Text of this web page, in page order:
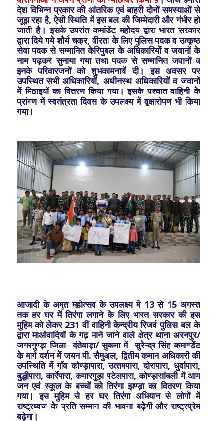
देश विभिन्‍न प्रकार की आंतरिक एवं बाहरी दोनों समस्याओं से
जूझ रहा है, ऐसी स्थिति में इस बल की जिम्मेदारी और गंभीर हो
जाती है। इसके उपरांत कमांडेंट महोदय द्वारा भारत सरकार
द्वारा दिये गये शौर्य चक्र, वीरता के लिए पुलिस पदक व उत्‍कृष्‍ठ
सेवा पदक से सम्मानित केरिपुबल के अधिकारियों व जवानों के
नाम पढ़कर सुनाया गया तथा पदक से सम्मानित जवानों व
इनके परिवारजनों को शुभकामनायें दी। इस अवसर पर
उपस्थित सभी अधिकारियों, अधीनस्‍थ अधिकारियों व जवानों
में मिठाइयों का वितरण किया गया। इसके पश्‍चात वाहिनी के
प्रांगण में स्‍वतंत्रता दिवस के उपलक्ष्‍य में वृक्षारोपण भी किया
गया।
आजादी के अमृत महोत्सव के उपलक्ष्‍य में 13 से 15 अगस्त
तक हर घर में तिरंगा लगाने के लिए भारत सरकार की इस
मुहिम को लेकर 231 वीं वाहिनी केन्‍द्रीय रिजर्व पुलिस बल के
द्वारा माओवादियों के गढ़ माने जाने वाले क्षेत्र थाना अरनपुर/
जगरगुण्‍ड़ा जिला- दंतेवाड़ा/ सुकमा में सुरेन्‍द्र सिंह कमाण्‍डेंट
के मार्ग दर्शन में जयन पी. सैमुअल, द्वितीय कमान अधिकारी की
उपस्थिति में गॉंव कोण्‍ड़ापारा, उत्‍तमपारा, दोरापारा, धुर्वापारा,
बुद्धीपारा, कार्रेपारा, कमारगुड़ा पटेलपारा, कोण्‍ड़ासांवली में आम
जन एवं स्‍कूल के बच्‍चों को तिरंगा झण्‍ड़ा का वितरण किया
गया। इस मुहिम से हर घर तिरंगा अभियान से लोगों में
राष्ट्रध्वज के प्रति सम्मान की भावना बढ़ेगी और राष्ट्रप्रेम
बढ़ेगा।